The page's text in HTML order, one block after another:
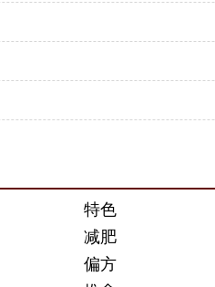
特色
减肥
偏方